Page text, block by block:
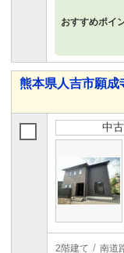
おすすめポイ
熊本県人吉市願
中
2階建て 南道